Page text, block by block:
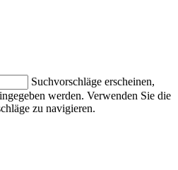
Suchvorschläge erscheinen,
werden. Verwenden Sie die
zu navigieren.